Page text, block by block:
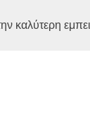
καλύτερη